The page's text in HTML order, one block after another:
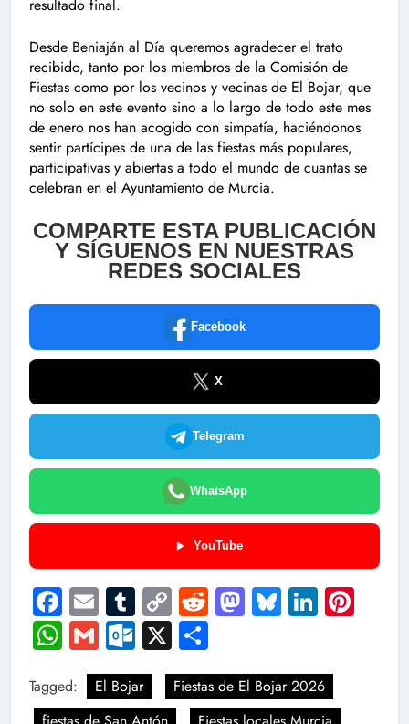
resultado final.
Desde Beniaján al Día queremos agradecer el trato
recibido, tanto por los miembros de la Comisión de
Fiestas como por los vecinos y vecinas de El Bojar, que
no solo en este evento sino a lo largo de todo este mes
de enero nos han acogido con simpatía, haciéndonos
sentir partícipes de una de las fiestas más populares,
participativas y abiertas a todo el mundo de cuantas se
celebran en el Ayuntamiento de Murcia.
COMPARTE ESTA PUBLICACIÓN
Y SÍGUENOS EN NUESTRAS
REDES SOCIALES
Facebook
X
Telegram
WhatsApp
YouTube
Facebook
EmailTumblr
Copy
Link
RedditMastodon
Bluesky
WhatsApp
GmailOutlook.com
X
Tagged: El Bojar
Fiestas de El Bojar 2026